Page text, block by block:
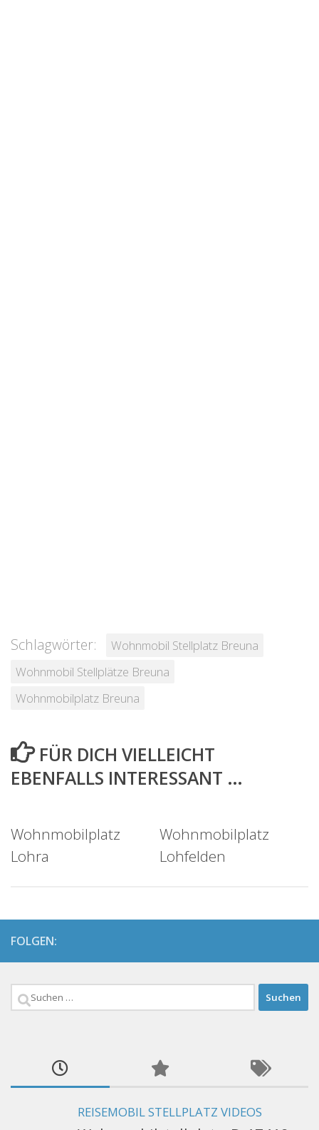
Schlagwörter:
Wohnmobil Stellplatz Breuna
Wohnmobil Stellplätze Breuna
Wohnmobilplatz Breuna
FÜR DICH VIELLEICHT
EBENFALLS INTERESSANT …
Wohnmobilplatz
Lohra
Wohnmobilplatz
Lohfelden
FOLGEN:
Suchen
REISEMOBIL STELLPLATZ VIDEOS